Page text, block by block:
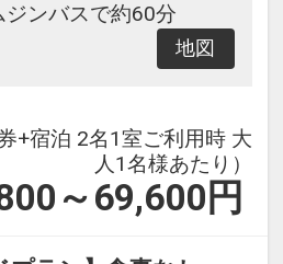
ンバスで約60分
地図
券+宿泊 2名1室ご利用時 大
人1名様あたり）
～69,600 円